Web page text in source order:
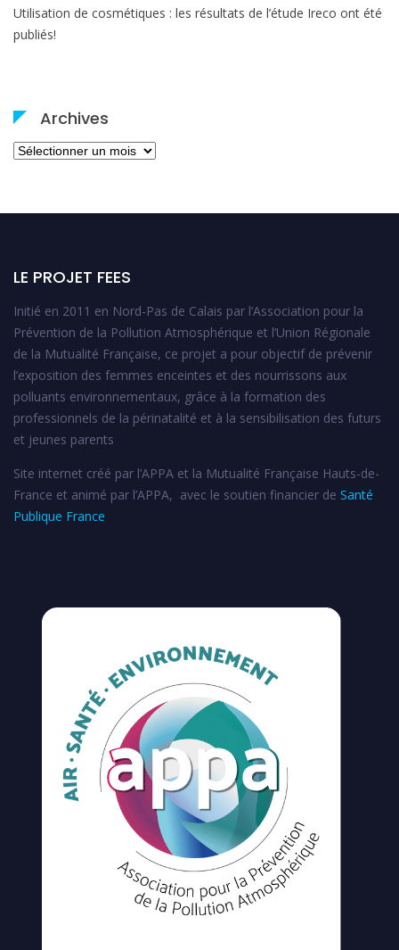
Utilisation de cosmétiques : les résultats de l’étude Ireco ont été
publiés!
Archives
Archives
LE PROJET FEES
Initié en 2011 en Nord-Pas de Calais par l’Association pour la
Prévention de la Pollution Atmosphérique et l’Union Régionale
de la Mutualité Française, ce projet a pour objectif de prévenir
l’exposition des femmes enceintes et des nourrissons aux
polluants environnementaux, grâce à la formation des
professionnels de la périnatalité et à la sensibilisation des futurs
et jeunes parents
Site internet créé par l’APPA et la Mutualité Française Hauts-de-
France et animé par l’APPA, avec le soutien financier de Santé
Publique France